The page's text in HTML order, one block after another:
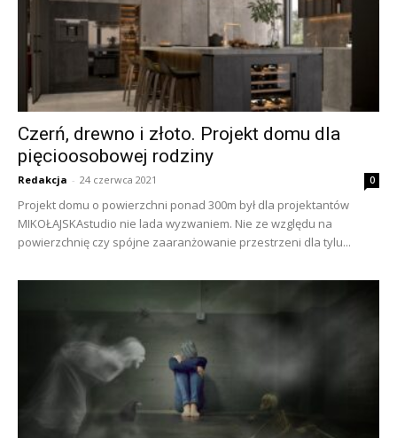
Czerń, drewno i złoto. Projekt domu dla
pięcioosobowej rodziny
Redakcja - 24 czerwca 2021 0
Projekt domu o powierzchni ponad 300m był dla projektantów
MIKOŁAJSKAstudio nie lada wyzwaniem. Nie ze względu na
powierzchnię czy spójne zaaranżowanie przestrzeni dla tylu...